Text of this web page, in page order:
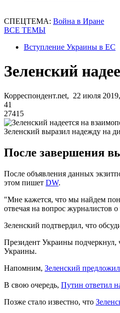
СПЕЦТЕМА: Война в Иране
ВСЕ ТЕМЫ
Вступление Украины в ЕС
Зеленский
Корреспондент.net, 22 июля
41
27415
Зеленский выразил надежду на
После завершения
После объявления данных
этом пишет DW.
"Мне кажется, что мы найдем
отвечая на вопрос журналистов
Зеленский подтвердил, что
Президент Украины подчеркнул,
Украины.
Напомним, Зеленский
В свою очередь, Путин ответил
Позже стало известно, что